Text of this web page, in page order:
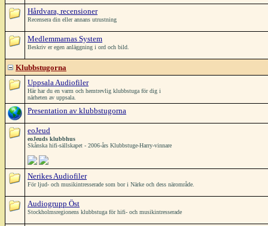
Hårdvara, recensioner
Recensera din eller annans utrustning
Medlemmarnas System
Beskriv er egen anläggning i ord och bild.
Klubbstugorna
Uppsala Audiofiler
Här har du en varm och hemtrevlig klubbstuga för dig i
närheten av uppsala.
Presentation av klubbstugorna
eoJeud
eoJeuds klubbhus
Skånska hifi-sällskapet - 2006-års Klubbstuge-Harry-vinnare
Nerikes Audiofiler
För ljud- och musikintresserade som bor i Närke och dess närområde.
Audiogrupp Öst
Stockholmsregionens klubbstuga för hifi- och musikintresserade